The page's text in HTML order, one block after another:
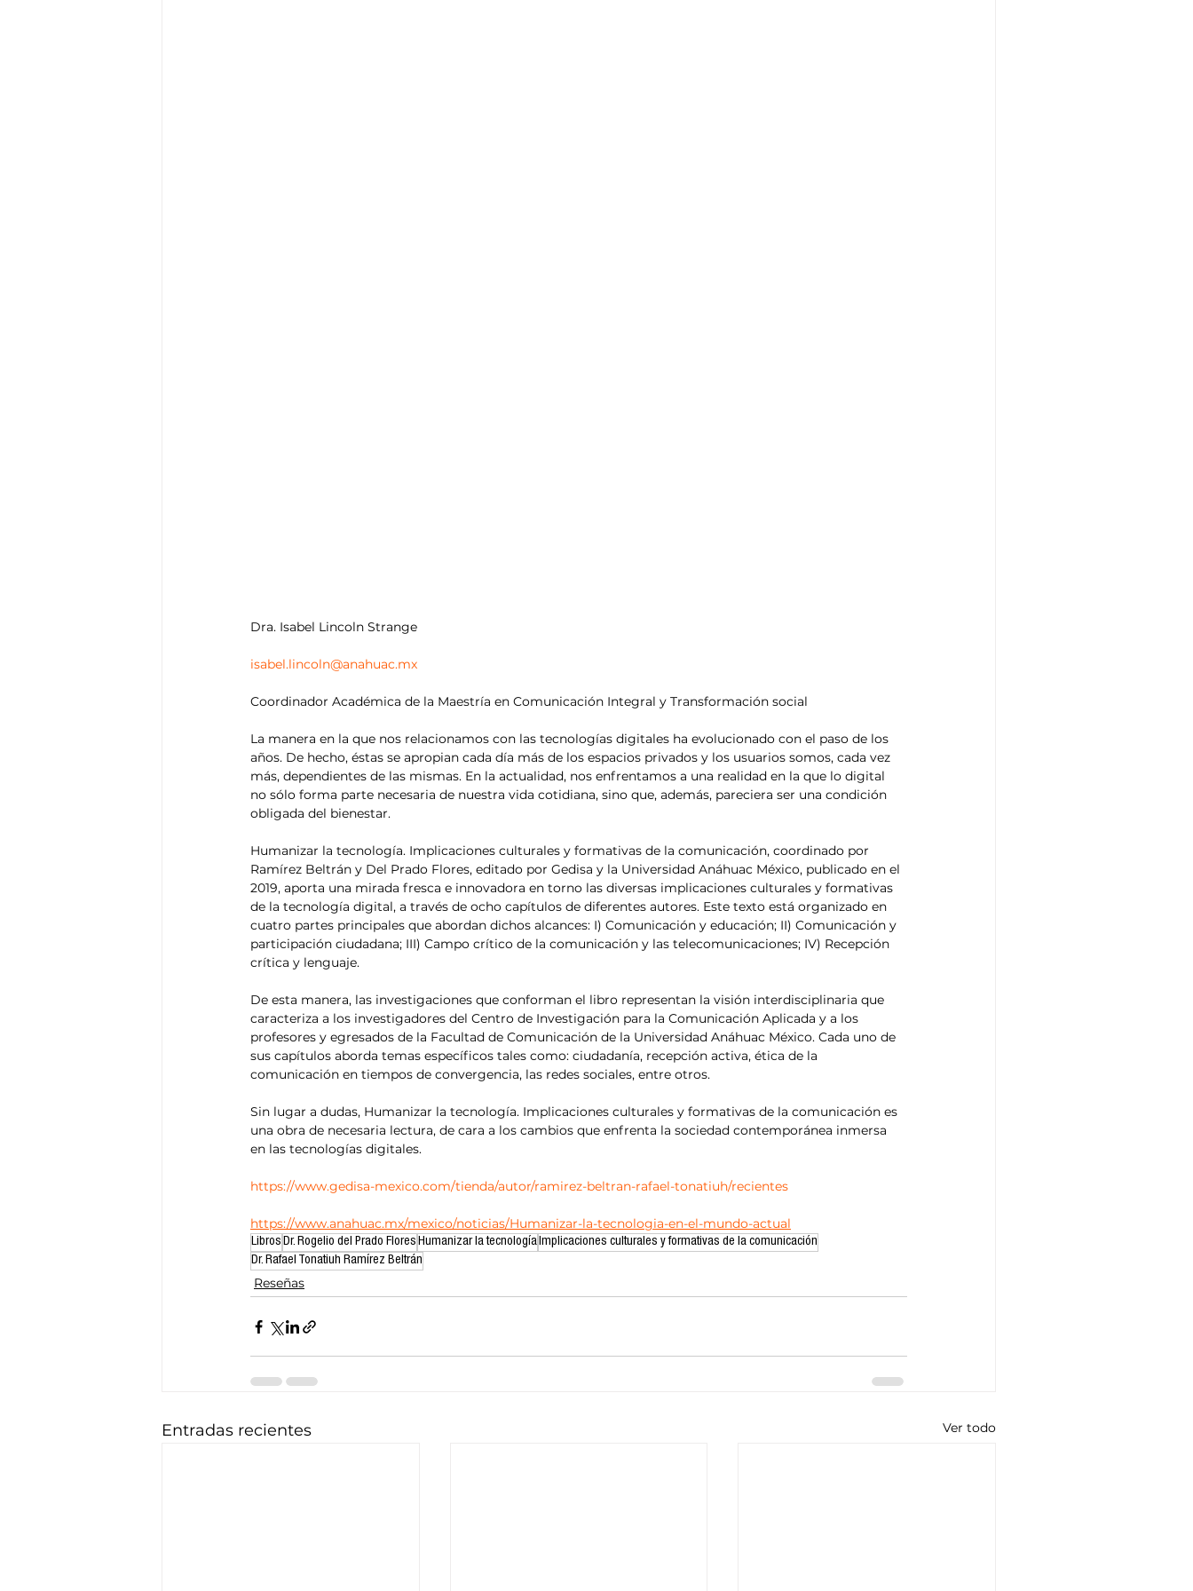
Dra. Isabel Lincoln Strange
isabel.lincoln@anahuac.mx
Coordinador Académica de la Maestría en Comunicación Integral y Transformación social
La manera en la que nos relacionamos con las tecnologías digitales ha evolucionado con el paso de los
años. De hecho, éstas se apropian cada día más de los espacios privados y los usuarios somos, cada vez
más, dependientes de las mismas. En la actualidad, nos enfrentamos a una realidad en la que lo digital
no sólo forma parte necesaria de nuestra vida cotidiana, sino que, además, pareciera ser una condición
obligada del bienestar.
Humanizar la tecnología. Implicaciones culturales y formativas de la comunicación, coordinado por
Ramírez Beltrán y Del Prado Flores, editado por Gedisa y la Universidad Anáhuac México, publicado en el
2019, aporta una mirada fresca e innovadora en torno las diversas implicaciones culturales y formativas
de la tecnología digital, a través de ocho capítulos de diferentes autores. Este texto está organizado en
cuatro partes principales que abordan dichos alcances: I) Comunicación y educación; II) Comunicación y
participación ciudadana; III) Campo crítico de la comunicación y las telecomunicaciones; IV) Recepción
crítica y lenguaje.
De esta manera, las investigaciones que conforman el libro representan la visión interdisciplinaria que
caracteriza a los investigadores del Centro de Investigación para la Comunicación Aplicada y a los
profesores y egresados de la Facultad de Comunicación de la Universidad Anáhuac México. Cada uno de
sus capítulos aborda temas específicos tales como: ciudadanía, recepción activa, ética de la
comunicación en tiempos de convergencia, las redes sociales, entre otros.
Sin lugar a dudas, Humanizar la tecnología. Implicaciones culturales y formativas de la comunicación es
una obra de necesaria lectura, de cara a los cambios que enfrenta la sociedad contemporánea inmersa
en las tecnologías digitales.
https://www.gedisa-mexico.com/tienda/autor/ramirez-beltran-rafael-tonatiuh/recientes
https://www.anahuac.mx/mexico/noticias/Humanizar-la-tecnologia-en-el-mundo-actual
Libros Dr. Rogelio del Prado Flores Humanizar la tecnologíaImplicaciones culturales y formativas de la comunicación
Dr. Rafael Tonatiuh Ramírez Beltrán
Reseñas
Entradas recientes Ver todo